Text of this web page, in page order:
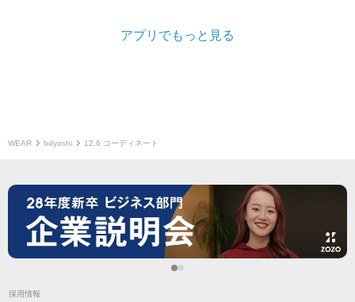
アプリでもっと見る
WEAR bdyoshi 12.6 コーディネート
採用情報